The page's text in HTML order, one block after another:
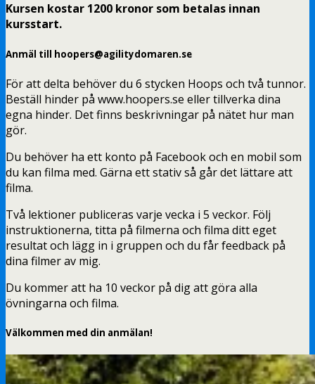
Kursen kostar 1200 kronor som betalas innan
kursstart.
Anmäl till hoopers@agilitydomaren.se
För att delta behöver du 6 stycken Hoops och två tunnor.
Beställ hinder på www.hoopers.se eller tillverka dina
egna hinder. Det finns beskrivningar på nätet hur man
gör.
Du behöver ha ett konto på Facebook och en mobil som
du kan filma med. Gärna ett stativ så går det lättare att
filma.
Två lektioner publiceras varje vecka i 5 veckor. Följ
instruktionerna, titta på filmerna och filma ditt eget
resultat och lägg in i gruppen och du får feedback på
dina filmer av mig.
Du kommer att ha 10 veckor på dig att göra alla
övningarna och filma.
Välkommen med din anmälan!